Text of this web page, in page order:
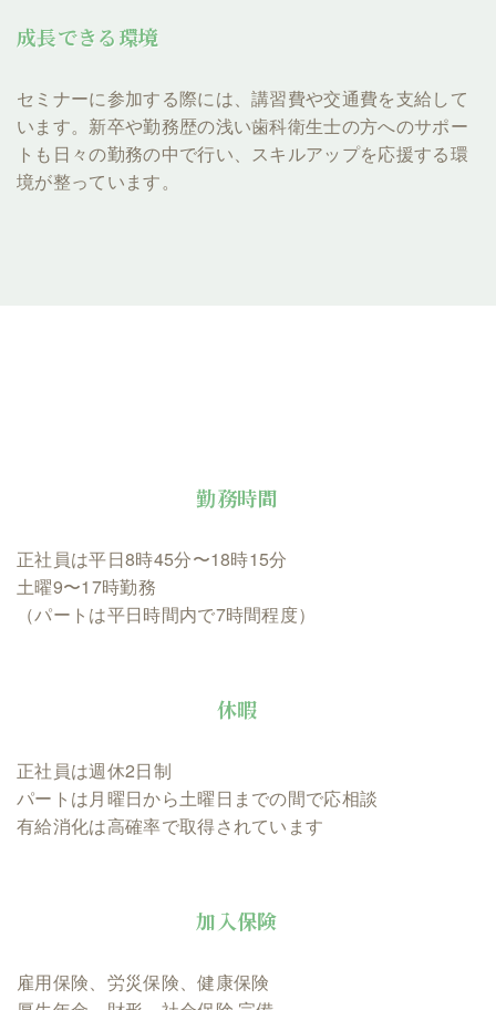
成長できる環境
セミナーに参加する際には、講習費や交通費を支給して
います。新卒や勤務歴の浅い歯科衛生士の方へのサポー
トも日々の勤務の中で行い、スキルアップを応援する環
境が整っています。
勤務時間
正社員は平日8時45分〜18時15分
土曜9〜17時勤務
（パートは平日時間内で7時間程度）
休暇
正社員は週休2日制
パートは月曜日から土曜日までの間で応相談
有給消化は高確率で取得されています
加入保険
雇用保険、労災保険、健康保険